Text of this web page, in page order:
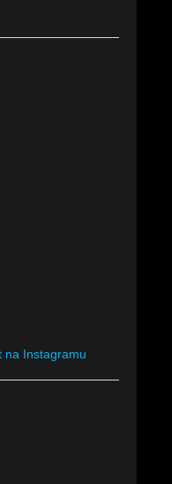
na Instagramu